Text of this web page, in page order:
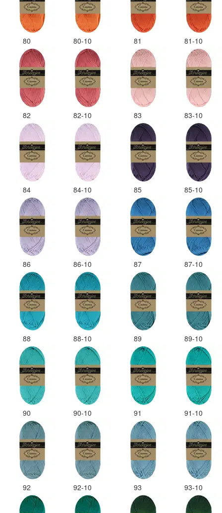
80 80-10 81 81-10
82 82-10 83 83-10
84 84-10 85 85-10
86 86-10 87 87-10
88 88-10 89 89-10
90 90-10 91 91-10
92 92-10 93 93-10